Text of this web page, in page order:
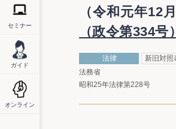
セミナー
ガイド
オンライン
（令和元年12
（政令第334
法律 新旧対照
法務省
昭和25年法律第228号